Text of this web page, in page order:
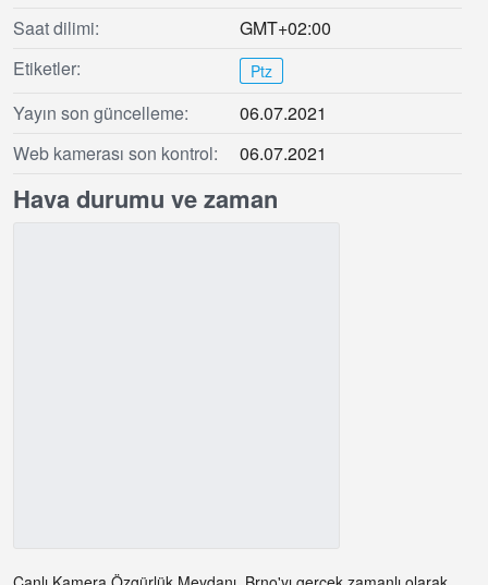
Saat dilimi:
GMT+02:00
Etiketler:
Ptz
Yayın son güncelleme:
06.07.2021
Web kamerası son kontrol:
06.07.2021
Hava durumu ve zaman